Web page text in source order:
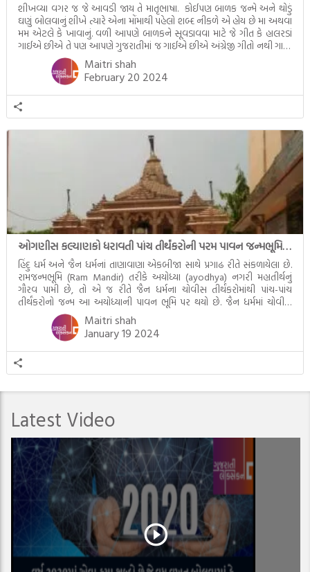
શીખવ્યા વગર જ જે આવડી જાય તે માતૃભાષા. કોઈપણ બાળક જન્મે અને થોડું
ઘણું બોલવાનું શીખે ત્યારે એના મોંમાથી પહેલો શબ્દ નીકળે એ હોય છે મા અથવા
મમ એટલે કે ખાવાનું. વળી આપણે બાળકને સૂવડાવવા માટે જે ગીત કે હાલરડાં
ગાઈએ છીએ તે પણ આપણે ગુજરાતીમાં જ ગાઈએ છીએ અંગ્રેજી ગીતો નથી ગાતા.
આમ બાળકને […]
Maitri shah
February 20 2024
ઓગણીસ કલ્યાણકો ધરાવતી પાંચ તીર્થંકરોની પરમ પાવન જન્મભૂમિ – અયોધ્યા (Ayodhya)
હિંદુ ધર્મ અને જૈન ધર્મનાં તાણાવાણા એકબીજા સાથે પ્રગાઢ રીતે સંકળાયેલા છે.
રામજન્મભૂમિ (Ram Mandir) તરીકે અયોધ્યા (ayodhya) નગરી મહાતીર્થનું
ગૌરવ પામી છે, તો એ જ રીતે જૈન ધર્મના ચોવીસ તીર્થંકરોમાંથી પાંચ-પાંચ
તીર્થંકરોનો જન્મ આ અયોધ્યાની પાવન ભૂમિ પર થયો છે. જૈન ધર્મમાં ચોવીસ
તીર્થંકરોમાંથી પાંચ-પાંચ તીર્થંકરોનાં કલ્યાણકો અહીં આવ્યાં છે. દરેક તીર્થંકરના
જીવનની ચ્યવન(માતાના […]
Maitri shah
January 19 2024
Latest Video